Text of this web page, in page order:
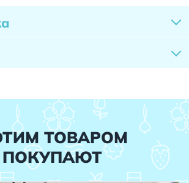
ТОВАРОМ
ПОКУПАЮТ